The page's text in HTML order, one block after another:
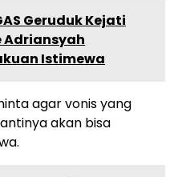
Geruduk Kejati
Adriansyah
Istimewa
agar vonis yang
akan bisa